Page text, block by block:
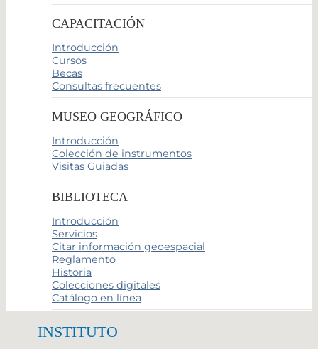
CAPACITACIÓN
Introducción
Cursos
Becas
Consultas frecuentes
MUSEO GEOGRÁFICO
Introducción
Colección de instrumentos
Visitas Guiadas
BIBLIOTECA
Introducción
Servicios
Citar información geoespacial
Reglamento
Historia
Colecciones digitales
Catálogo en línea
INSTITUTO